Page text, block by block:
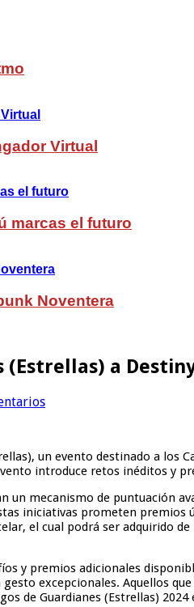
Virtual
marcas el futuro
Noventera
(Estrellas) a
un evento destinado a
introduce retos inéditos y
un mecanismo de puntuación
iniciativas prometen
el cual podrá ser adquirido
y premios adicionales
excepcionales. Aquellos
de Guardianes (Estrellas)